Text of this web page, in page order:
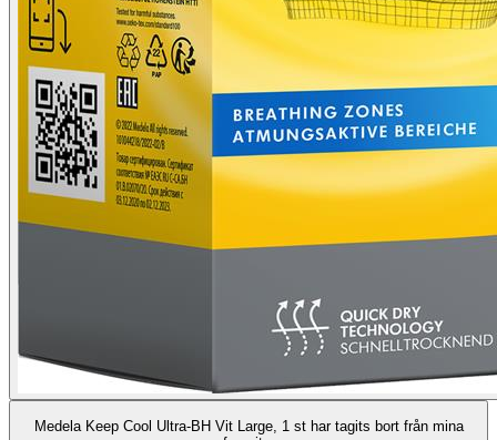
Medela Keep Cool Ultra-BH Vit Large, 1 st har tagits bort från mina